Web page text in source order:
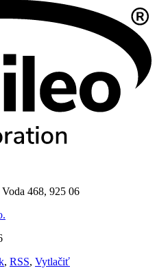
468, 925 06
, RSS, Vytlačiť